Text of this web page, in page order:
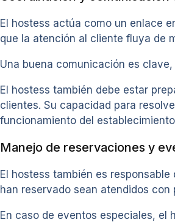
El hostess actúa como un enlace
que la atención al cliente fluya de
Una buena comunicación es
El hostess también debe estar
clientes. Su capacidad para
funcionamiento del
Manejo de reservaciones y
El hostess también es
han reservado sean atendidos con
En caso de eventos especiales, el